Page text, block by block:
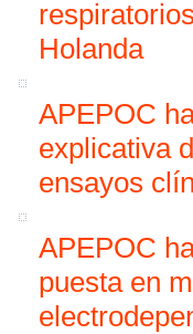
Holanda
APEPOC
explicativa
ensayos
APEPOC
puesta en